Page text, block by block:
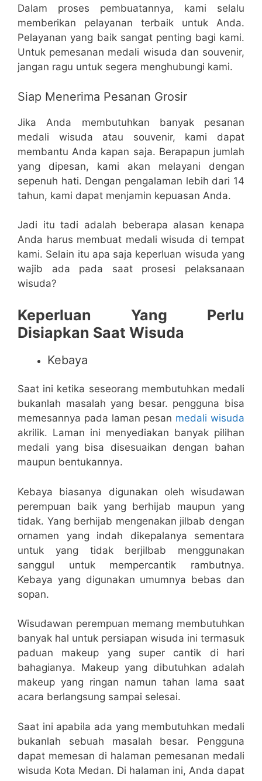
Dalam proses pembuatannya, kami selalu
memberikan pelayanan terbaik untuk Anda.
Pelayanan yang baik sangat penting bagi kami.
Untuk pemesanan medali wisuda dan souvenir,
jangan ragu untuk segera menghubungi kami.
Siap Menerima Pesanan Grosir
Jika Anda membutuhkan banyak pesanan
medali wisuda atau souvenir, kami dapat
membantu Anda kapan saja. Berapapun jumlah
yang dipesan, kami akan melayani dengan
sepenuh hati. Dengan pengalaman lebih dari 14
tahun, kami dapat menjamin kepuasan Anda.
Jadi itu tadi adalah beberapa alasan kenapa
Anda harus membuat medali wisuda di tempat
kami. Selain itu apa saja keperluan wisuda yang
wajib ada pada saat prosesi pelaksanaan
wisuda?
Keperluan Yang Perlu
Disiapkan Saat Wisuda
Kebaya
Saat ini ketika seseorang membutuhkan medali
bukanlah masalah yang besar. pengguna bisa
memesannya pada laman pesan medali wisuda
akrilik. Laman ini menyediakan banyak pilihan
medali yang bisa disesuaikan dengan bahan
maupun bentukannya.
Kebaya biasanya digunakan oleh wisudawan
perempuan baik yang berhijab maupun yang
tidak. Yang berhijab mengenakan jilbab dengan
ornamen yang indah dikepalanya sementara
untuk yang tidak berjilbab menggunakan
sanggul untuk mempercantik rambutnya.
Kebaya yang digunakan umumnya bebas dan
sopan.
Wisudawan perempuan memang membutuhkan
banyak hal untuk persiapan wisuda ini termasuk
paduan makeup yang super cantik di hari
bahagianya. Makeup yang dibutuhkan adalah
makeup yang ringan namun tahan lama saat
acara berlangsung sampai selesai.
Saat ini apabila ada yang membutuhkan medali
bukanlah sebuah masalah besar. Pengguna
dapat memesan di halaman pemesanan medali
wisuda Kota Medan. Di halaman ini, Anda dapat